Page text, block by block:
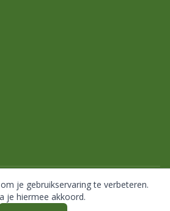
Alle rechten voorbehouden.
je gebruikservaring te verbeteren.
je hiermee akkoord.